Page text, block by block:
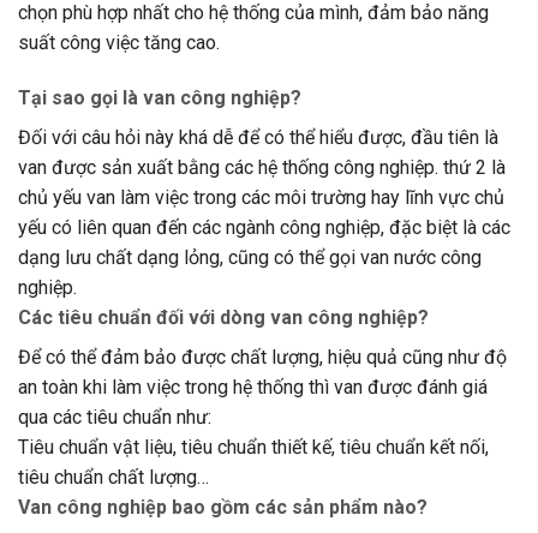
chọn phù hợp nhất cho hệ thống của mình, đảm bảo năng
suất công việc tăng cao.
Tại sao gọi là van công nghiệp?
Đối với câu hỏi này khá dễ để có thể hiểu được, đầu tiên là
van được sản xuất bằng các hệ thống công nghiệp. thứ 2 là
chủ yếu van làm việc trong các môi trường hay lĩnh vực chủ
yếu có liên quan đến các ngành công nghiệp, đặc biệt là các
dạng lưu chất dạng lỏng, cũng có thể gọi van nước công
nghiệp.
Các tiêu chuẩn đối với dòng van công nghiệp?
Để có thể đảm bảo được chất lượng, hiệu quả cũng như độ
an toàn khi làm việc trong hệ thống thì van được đánh giá
qua các tiêu chuẩn như:
Tiêu chuẩn vật liệu, tiêu chuẩn thiết kế, tiêu chuẩn kết nối,
tiêu chuẩn chất lượng…
Van công nghiệp bao gồm các sản phẩm nào?